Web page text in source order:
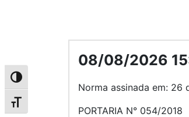
Alternar alto contraste
Alternar tamanho da fonte
08/08/2026
Norma assinada em: 26
PORTARIA N° 054/2018